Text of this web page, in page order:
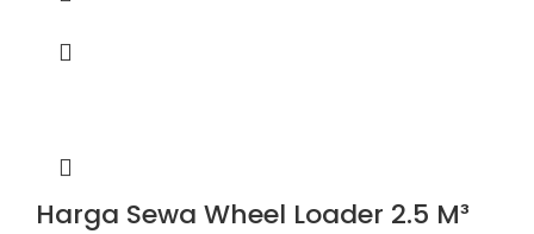
Harga Sewa Wheel Loader 2.5 M³